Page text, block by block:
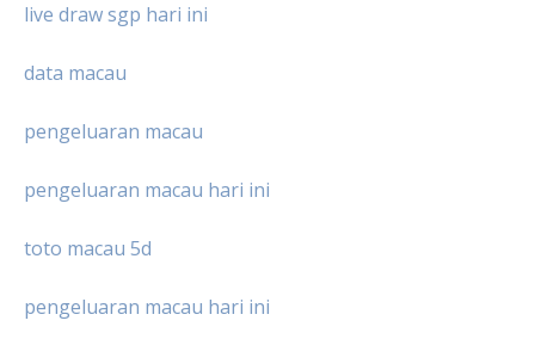
live draw sgp hari ini
data macau
pengeluaran macau
pengeluaran macau hari ini
toto macau 5d
pengeluaran macau hari ini